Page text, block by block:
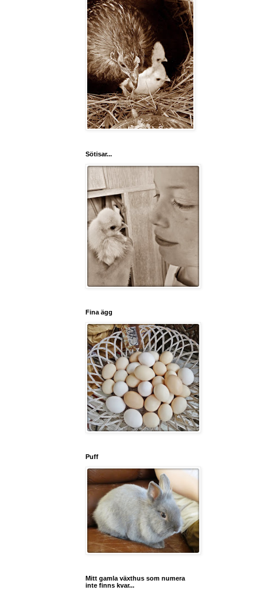
Sötisar...
Fina ägg
Puff
Mitt gamla växthus som numera
inte finns kvar...